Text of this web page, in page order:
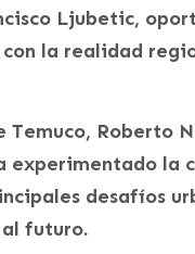
Ljubetic,
la realidad
Roberto
experimentado la
desafíos
futuro.